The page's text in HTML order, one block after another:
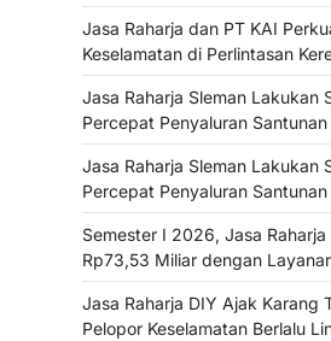
Jasa Raharja dan PT KAI
Keselamatan di Perlintasan
Jasa Raharja Sleman Lakukan
Percepat Penyaluran
Jasa Raharja Sleman Lakukan
Percepat Penyaluran
Semester I 2026, Jasa
Rp73,53 Miliar dengan
Jasa Raharja DIY Ajak Karang
Pelopor Keselamatan Berlalu